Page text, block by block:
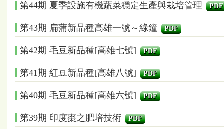
第44期 夏季設施有機蔬菜穩定生產與栽培管理 PDF
第43期 扁蒲新品種高雄一號～綠鐘 PDF
第42期 毛豆新品種[高雄七號] PDF
第41期 紅豆新品種[高雄八號] PDF
第40期 毛豆新品種[高雄六號] PDF
第39期 印度棗之肥培技術 PDF